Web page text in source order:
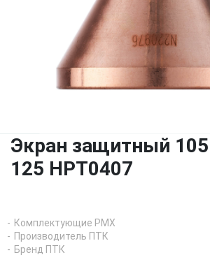
Экран защитный
125 HPT0407
Комплектующие PMX
Производитель ПТК
Бренд ПТК